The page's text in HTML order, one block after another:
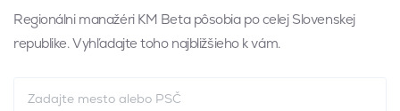
Regionálni manažéri KM Beta pôsobia po celej Slovenskej
republike. Vyhľadajte toho najbližšieho k vám.